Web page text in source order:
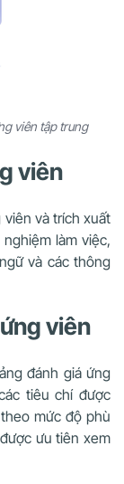
viên tập trung
viên
và trích xuất
làm việc,
và các thông
viên
đánh giá ứng
tiêu chí được
mức độ phù
ưu tiên xem